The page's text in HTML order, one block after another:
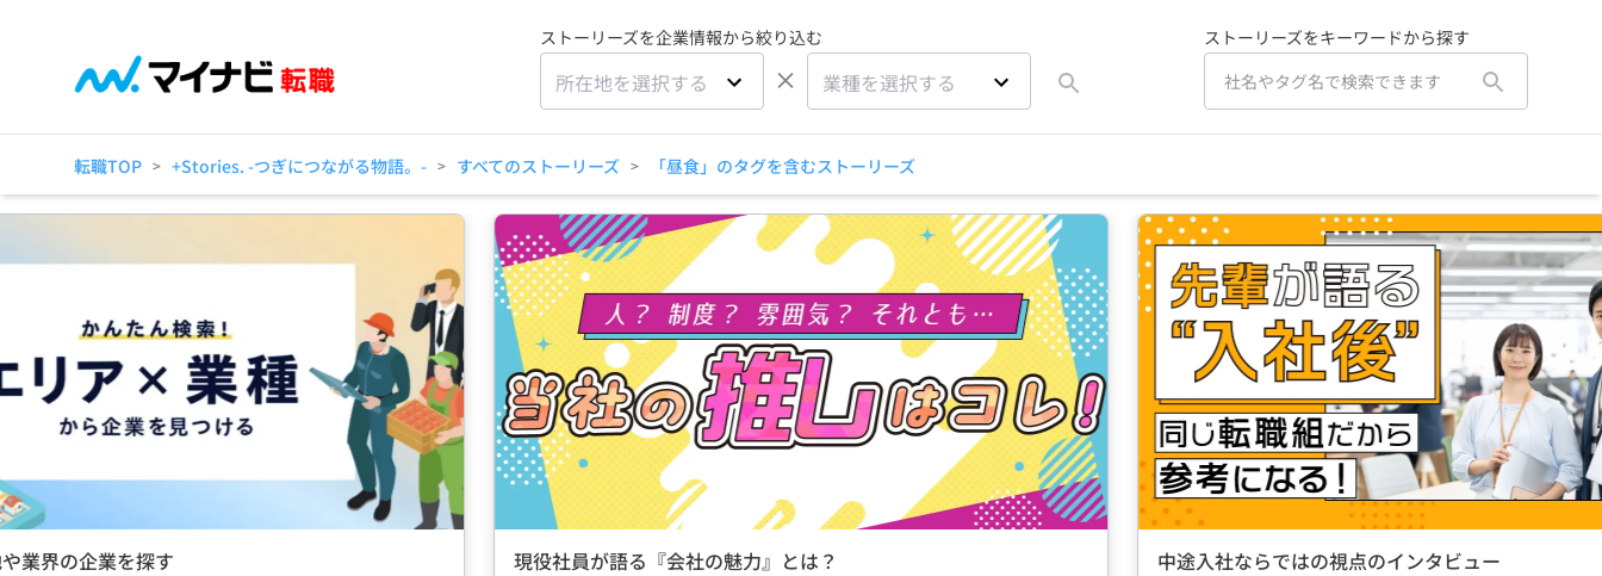
ストーリーズを企業情報から絞り込む
所在地を選択する × 業種を選択する
ストーリーズをキーワードから探す
転職TOP > +Stories. -つぎにつながる物語。- > すべてのストーリーズ > 「昼食」のタグを含むストーリーズ
現役社員が語る『会社の魅力』とは？ 中途入社ならではの視点のインタビュー